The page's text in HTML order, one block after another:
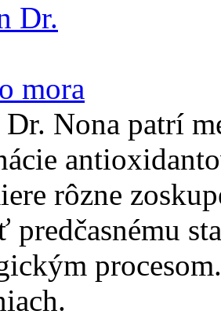
Dr. Nona patrí
rôzne
predčasnému